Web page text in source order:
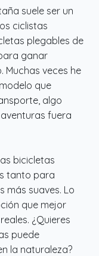
suele ser un
ciclistas
plegables de
ganar
Muchas veces he
que
algo
fuera
bicicletas
tanto para
más suaves. Lo
que mejor
¿Quieres
puede
la naturaleza?